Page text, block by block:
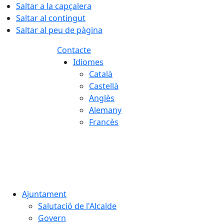
Saltar a la capçalera
Saltar al contingut
Saltar al peu de pàgina
Contacte
Idiomes
Català
Castellà
Anglès
Alemany
Francès
Ajuntament
Salutació de l'Alcalde
Govern